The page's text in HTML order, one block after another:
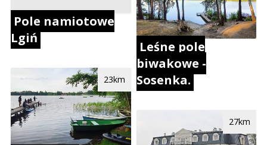
Pole namiotowe
Lgiń
23km
Leśne pole
biwakowe -
Sosenka.
27km